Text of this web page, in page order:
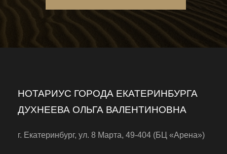
НОТАРИУС ГОРОДА ЕКАТЕРИНБУРГА
ДУХНЕЕВА ОЛЬГА ВАЛЕНТИНОВНА
г. Екатеринбург, ул. 8 Марта, 49-404 (БЦ «Арена»)